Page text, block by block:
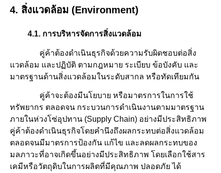
4. สิ่งแวดล้อม (Environment)
4.1. การบริหารจัดการสิ่งแวดล้อม
คู่ค้าต้องดำเนินธุรกิจด้วยความรับผิดชอบต่อสิ่ง
แวดล้อม และปฏิบัติ ตามกฎหมาย ระเบียบ ข้อบังคับ และ
มาตรฐานด้านสิ่งแวดล้อมในระดับสากล หรือทัดเทียมกัน
คู่ค้าจะต้องมีนโยบาย หรือมาตรการในการใช้
ทรัพยากร ตลอดจน กระบวนการดําเนินงานตามมาตรฐาน
ภายในห่วงโซ่อุปทาน (Supply Chain) อย่างมีประสิทธิภาพ
คู่ค้าต้องดำเนินธุรกิจโดยคำนึงถึงผลกระทบต่อสิ่งแวดล้อม
ตลอดจนมีมาตรการป้องกัน แก้ไข และลดผลกระทบของ
มลภาวะที่อาจเกิดขึ้นอย่างมีประสิทธิภาพ โดยเลือกใช้สาร
เคมีหรือวัตถุดิบในการผลิตที่มีคุณภาพ ปลอดภัย ได้